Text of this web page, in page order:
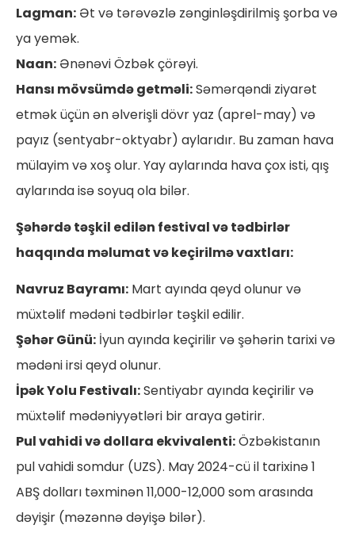
Lagman: Ət və tərəvəzlə zənginləşdirilmiş şorba və
ya yemək.
Naan: Ənənəvi Özbək çörəyi.
Hansı mövsümdə getməli:Səmərqəndi ziyarət
etmək üçün ən əlverişli dövr yaz (aprel-may) və
payız (sentyabr-oktyabr) aylarıdır. Bu zaman hava
mülayim və xoş olur. Yay aylarında hava çox isti, qış
aylarında isə soyuq ola bilər.
Şəhərdə təşkil edilən festival və tədbirlər
haqqında məlumat və keçirilmə vaxtları:
Navruz Bayramı: Mart ayında qeyd olunur və
müxtəlif mədəni tədbirlər təşkil edilir.
Şəhər Günü: İyun ayında keçirilir və şəhərin tarixi və
mədəni irsi qeyd olunur.
İpək Yolu Festivalı:Sentiyabr ayında keçirilir və
müxtəlif mədəniyyətləri bir araya gətirir.
Pul vahidi və dollara ekvivalenti:Özbəkistanın
pul vahidi somdur (UZS). May 2024-cü il tarixinə 1
ABŞ dolları təxminən 11,000-12,000 som arasında
dəyişir (məzənnə dəyişə bilər).